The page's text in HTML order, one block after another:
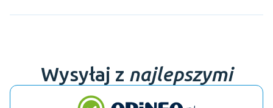
Wysyłaj z najlepszymi